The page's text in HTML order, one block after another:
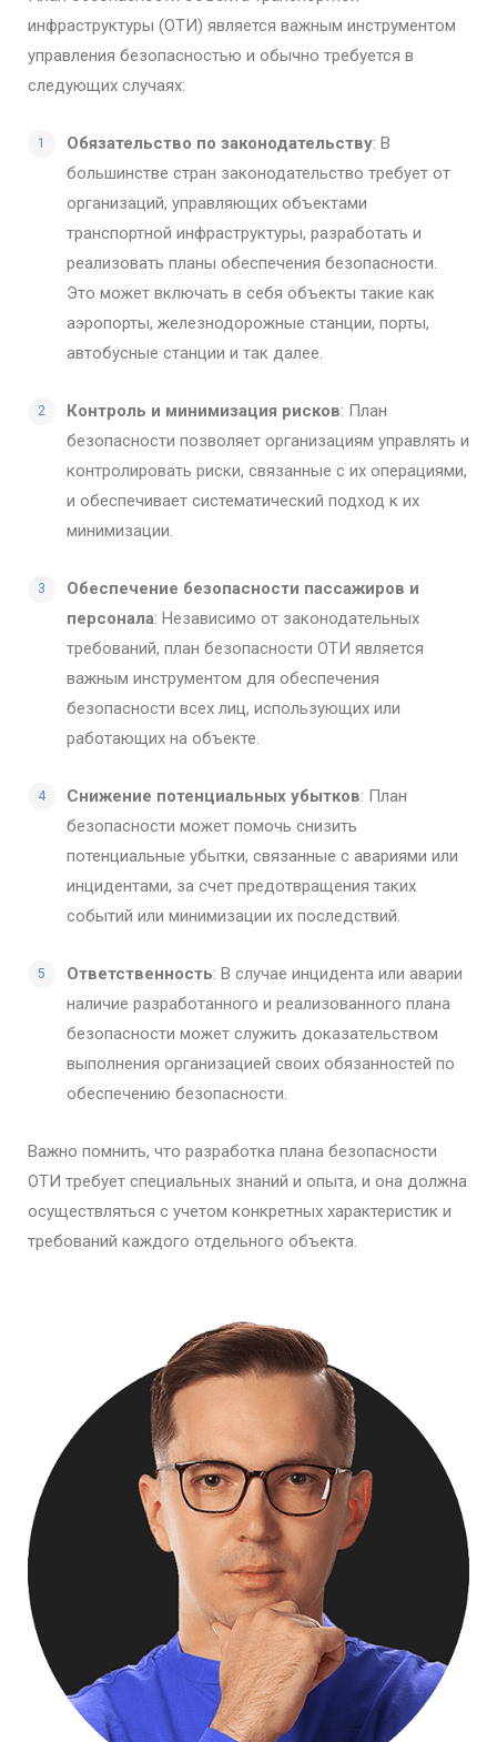
инфраструктуры (ОТИ) является важным инструментом
управления безопасностью и обычно требуется в
следующих случаях:
Обязательство по законодательству: В
большинстве стран законодательство требует от
организаций, управляющих объектами
транспортной инфраструктуры, разработать и
реализовать планы обеспечения безопасности.
Это может включать в себя объекты такие как
аэропорты, железнодорожные станции, порты,
автобусные станции и так далее.
Контроль и минимизация рисков: План
безопасности позволяет организациям управлять и
контролировать риски, связанные с их операциями,
и обеспечивает систематический подход к их
минимизации.
Обеспечение безопасности пассажиров и
персонала: Независимо от законодательных
требований, план безопасности ОТИ является
важным инструментом для обеспечения
безопасности всех лиц, использующих или
работающих на объекте.
Снижение потенциальных убытков: План
безопасности может помочь снизить
потенциальные убытки, связанные с авариями или
инцидентами, за счет предотвращения таких
событий или минимизации их последствий.
Ответственность: В случае инцидента или аварии
наличие разработанного и реализованного плана
безопасности может служить доказательством
выполнения организацией своих обязанностей по
обеспечению безопасности.
Важно помнить, что разработка плана безопасности
ОТИ требует специальных знаний и опыта, и она должна
осуществляться с учетом конкретных характеристик и
требований каждого отдельного объекта.